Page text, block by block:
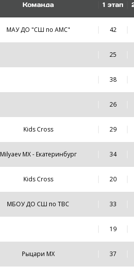
Команда 1 этап
МАУ ДО "СШ по АМС" 42
25
38
26
Kids Cross 29
Milyaev MX - Екатеринбург 34
Kids Cross 20
МБОУ ДО СШ по ТВС 33
19
Рыцари МХ 37